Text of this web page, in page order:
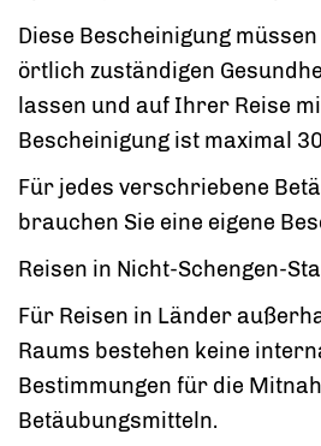
Diese Bescheinigung
örtlich zuständigen
lassen und auf Ihrer Reise
Bescheinigung ist maximal
Für jedes verschriebene
brauchen Sie eine eigene
Reisen in Nicht-Schengen-
Für Reisen in Länder
Raums bestehen keine
Bestimmungen für die
Betäubungsmitteln.